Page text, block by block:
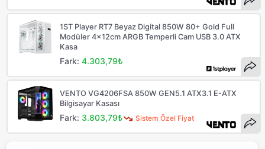
1ST Player RT7 Beyaz Digital 850W 80+ Gold Full
Modüler 4x12cm ARGB Temperli Cam USB 3.0 ATX
Kasa
Fark:4.303,79₺
Sistem Özel Fiyat
VENTO VG4206FSA 850W GEN5.1 ATX3.1 E-ATX
Bilgisayar Kasası
Fark: 3.803,79₺